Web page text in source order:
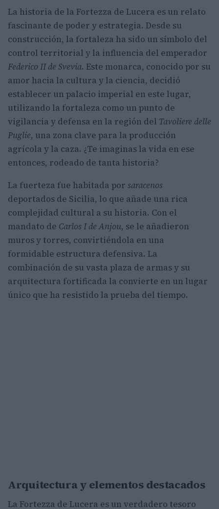
La historia de la Fortezza de Lucera es un relato
fascinante de poder y estrategia. Desde su
construcción, la fortaleza ha sido un símbolo del
control territorial y la influencia del emperador
Federico II de Svevia. Este monarca, conocido por su
amor hacia la cultura y la ciencia, decidió
establecer un palacio imperial en este lugar,
utilizando la fortaleza como un punto de
vigilancia y defensa en la región del Tavoliere delle
Puglie, una zona clave para la producción
agrícola y la caza. ¿Te imaginas la vida en ese
entonces, rodeado de tanta historia?
La fuerteza fue habitada por saracenos
deportados de Sicilia, lo que añade una rica
complejidad cultural a su historia. Con el
mandato de Carlos I de Anjou, se le añadieron
muros y torres, convirtiéndola en una
formidable estructura defensiva. La
combinación de su vasta plaza de armas y su
arquitectura fortificada la convierte en un lugar
único que ha resistido la prueba del tiempo.
Arquitectura y elementos destacados
La Fortezza de Lucera es un verdadero tesoro